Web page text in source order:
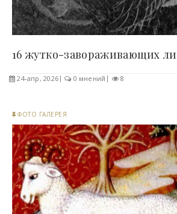
24-апр, 2026 0 мнений 8
ФОТО ГАЛЕРЕЯ